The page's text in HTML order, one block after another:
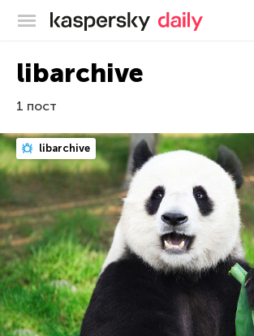
Блог Касперского
libarchive
1 пост
libarchive